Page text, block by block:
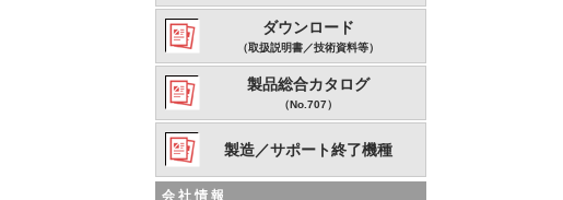
ダウンロード
（取扱説明書／技術資料等）
製品総合カタログ
（No.707）
製造／サポート終了機種
会社情報